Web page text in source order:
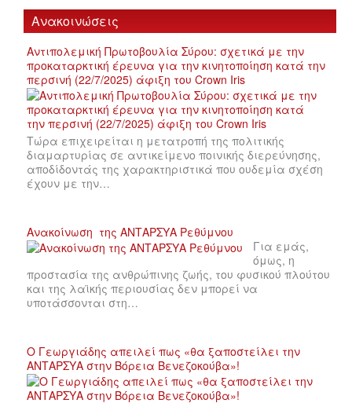
Ανακοινώσεις
Αντιπολεμική Πρωτοβουλία Σύρου: σχετικά με την
προκαταρκτική έρευνα για την κινητοποίηση κατά την
περσινή (22/7/2025) άφιξη του Crown Iris
Τώρα επιχειρείται η μετατροπή της πολιτικής
διαμαρτυρίας σε αντικείμενο ποινικής διερεύνησης,
αποδίδοντάς της χαρακτηριστικά που ουδεμία σχέση
έχουν με την…
Ανακοίνωση της ΑΝΤΑΡΣΥΑ Ρεθύμνου
Για εμάς,
όμως, η
προστασία της ανθρώπινης ζωής, του φυσικού πλούτου
και της λαϊκής περιουσίας δεν μπορεί να
υποτάσσονται στη…
Ο Γεωργιάδης απειλεί πως «θα ξαποστείλει την
ΑΝΤΑΡΣΥΑ στην Βόρεια Βενεζοκούβα»!